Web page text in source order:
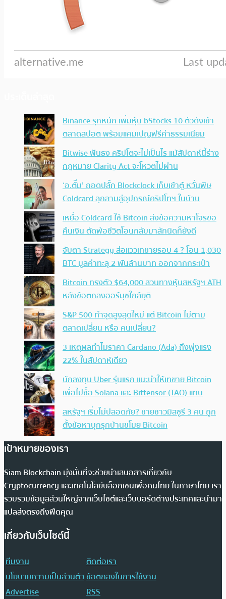
Binance รุกหนัก เพิ่มหุ้น bStocks 10 ตัวดังเข้า
ตลาดสปอต พร้อมแคมเปญฟรีค่าธรรมเนียม
Bitwise ฟันธง คริปโตจะไม่เป็นไร แม้สัปดาห์นี้ร่าง
กฎหมาย Clarity Act จะโหวตไม่ผ่าน
‘อ.ตั๊ม’ ถอดปลั้ก Blockclock เก็บเข้าตู้ หวั่นพิษ
Coldcard ลุกลามสู่อุปกรณ์คริปโทฯ ในบ้าน
เหยื่อ Coldcard ใช้ Bitcoin ส่งข้อความหาโจรขอ
คืนเงิน ตัดพ้อชีวิตโอนกลับมาสักนิดก็ยังดี
จับตา Strategy ส่อแววเทขายรอบ 4 ? โอน 1,030
BTC มูลค่าทะลุ 2 พันล้านบาท ออกจากกระเป๋า
Bitcoin ทรงตัว $64,000 สวนทางหุ้นสหรัฐฯ ATH
หลังข้อตกลงฮอร์มุซใกล้ยุติ
S&P 500 ทำจุดสูงสุดใหม่ แต่ Bitcoin ไม่ตาม
ตลาดเปลี่ยน หรือ คนเปลี่ยน?
3 เหตุผลทำไมราคา Cardano (Ada) ถึงพุ่งแรง
22% ในสัปดาห์เดียว
นักลงทุน Uber รุ่นแรก แนะนำให้เทขาย Bitcoin
เพื่อไปซื้อ Solana และ Bittensor (TAO) แทน
สหรัฐฯ เริ่มไม่ปลอดภัย? ชายชาวมิสซูรี 3 คน ถูก
ตั้งข้อหาบุกรุกบ้านขโมย Bitcoin
เป้าหมายของเรา
Siam Blockchain มุ่งมั่นที่จะช่วยนำเสนอสารเกี่ยวกับ
Cryptocurrency และเทคโนโลยีบล็อกเชนเพื่อคนไทย ในภาษาไทย เรา
รวบรวมข้อมูลส่วนใหญ่จากเว็บไซต์และเว็บบอร์ดต่างประเทศและนำมา
แปลส่งตรงถึงฟีดคุณ
เกี่ยวกับเว็บไซต์นี้
ทีมงาน
ติดต่อเรา
นโยบายความเป็นส่วนตัวข้อตกลงในการใช้งาน
Advertise
RSS